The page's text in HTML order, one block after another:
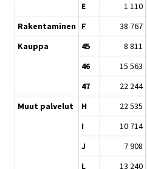
E
1 110
Rakentaminen F 38 767
Kauppa
45 8 811
46
15 563
47
22 244
Muut palvelut
H 22 535
I
10 714
J
7 908
L
13 240